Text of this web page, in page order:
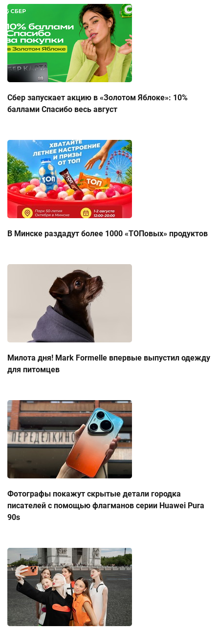
Сбер запускает акцию в «Золотом Яблоке»: 10%
баллами Спасибо весь август
В Минске раздадут более 1000 «ТОПовых» продуктов
Милота дня! Mark Formelle впервые выпустил одежду
для питомцев
Фотографы покажут скрытые детали городка
писателей с помощью флагманов серии Huawei Pura
90s